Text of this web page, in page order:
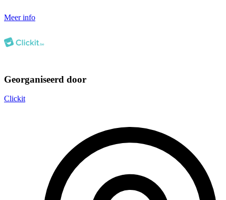
Meer info
Georganiseerd door
Clickit